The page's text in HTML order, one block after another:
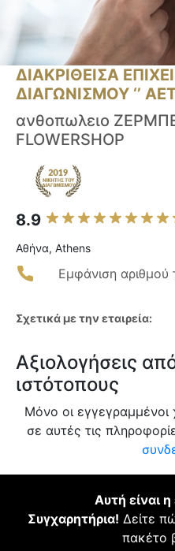
ΔΙΑΚΡΙΘΕΙΣΑ
ΔΙΑΓΩΝΙΣΜΟΥ ‘’
ανθοπωλειο
FLOWERSHOP
8.9
Αθήνα, Athens
Εμφάνιση
Σχετικά με την εταιρεία:
Αξιολογήσεις
ιστότοπους
Μόνο οι
σε αυτές τις
Αυτή είναι η
Συγχαρητήρια! Δείτε
πακέτο